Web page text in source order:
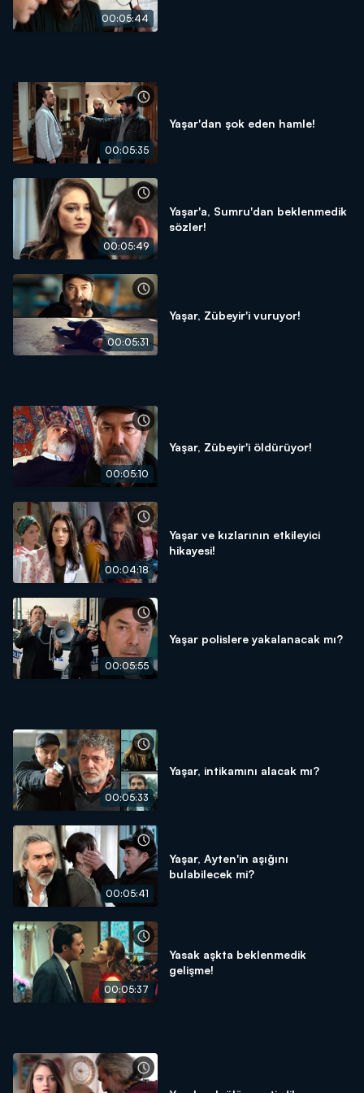
00:05:44
00:05:35
Yaşar'dan şok eden hamle!
00:05:49
Yaşar'a, Sumru'dan beklenmedik
sözler!
00:05:31
Yaşar, Zübeyir'i vuruyor!
00:05:10
Yaşar, Zübeyir'i öldürüyor!
00:04:18
Yaşar ve kızlarının etkileyici
hikayesi!
00:05:55
Yaşar polislere yakalanacak mı?
00:05:33
Yaşar, intikamını alacak mı?
00:05:41
Yaşar, Ayten'in aşığını
bulabilecek mi?
00:05:37
Yasak aşkta beklenmedik
gelişme!